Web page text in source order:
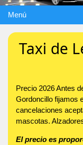
Menú
Taxi de
Precio 2026 Antes
Gordoncillo fijamos
cancelaciones
mascotas.
El precio es